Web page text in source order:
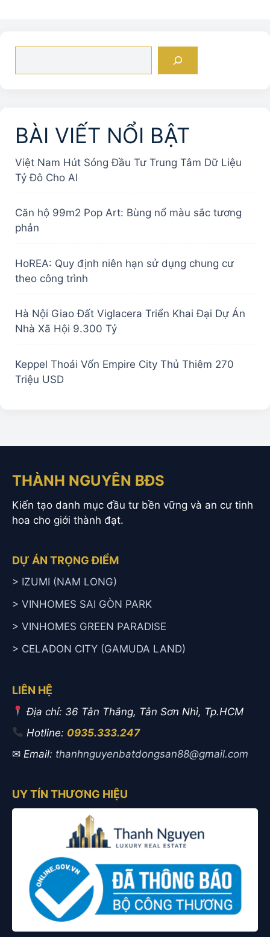
BÀI VIẾT NỔI BẬT
Việt Nam Hút Sóng Đầu Tư Trung Tâm Dữ Liệu
Tỷ Đô Cho AI
Căn hộ 99m2 Pop Art: Bùng nổ màu sắc tương
phản
HoREA: Quy định niên hạn sử dụng chung cư
theo công trình
Hà Nội Giao Đất Viglacera Triển Khai Đại Dự Án
Nhà Xã Hội 9.300 Tỷ
Keppel Thoái Vốn Empire City Thủ Thiêm 270
Triệu USD
THÀNH NGUYÊN BĐS
Kiến tạo danh mục đầu tư bền vững và an cư tinh
hoa cho giới thành đạt.
DỰ ÁN TRỌNG ĐIỂM
> IZUMI (NAM LONG)
> VINHOMES SAI GÒN PARK
> VINHOMES GREEN PARADISE
> CELADON CITY (GAMUDA LAND)
LIÊN HỆ
Địa chỉ: 36 Tân Thắng, Tân Sơn Nhì, Tp.HCM
Hotline: 0935.333.247
✉ Email: thanhnguyenbatdongsan88@gmail.com
UY TÍN THƯƠNG HIỆU